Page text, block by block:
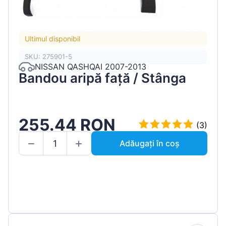
Ultimul disponibil
SKU: 275901-5
NISSAN QASHQAI 2007-2013
Bandou aripă față / Stânga
255.44 RON
(3)
Adăugați în coș